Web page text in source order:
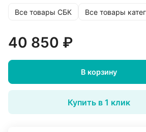
Все товары СБК Все товары
40 850 ₽
В корзину
Купить в 1 клик